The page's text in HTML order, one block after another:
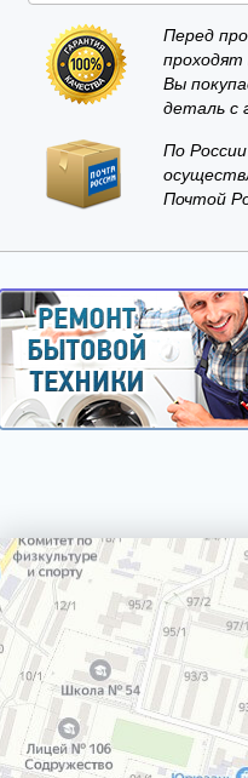
Перед
проходят
Вы
деталь с
По
Почтой